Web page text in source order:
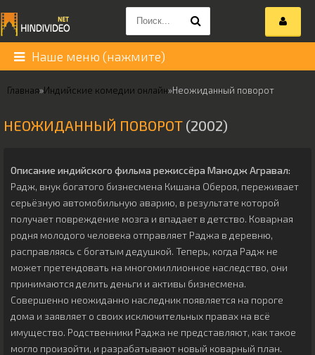
Наше меню (нажмите)
Главная»Индийские комедии онлайн»Неожиданный поворот
НЕОЖИДАННЫЙ ПОВОРОТ (2002)
Описание индийского фильма режиссёра Манодж Агравал:
Радж, внук богатого бизнесмена Кишана Обероя, переживает
серьёзную автомобильную аварию, в результате которой
получает повреждение мозга и впадает в детство. Коварная
родня молодого человека отправляет Раджа в деревню,
расправляясь с богатым дедушкой. Теперь, когда Радж не
может претендовать на многомиллионное наследство, они
принимаются делить деньги и активы бизнесмена.
Совершенно неожиданно наследник появляется на пороге
дома и заявляет о своих исключительных правах на всё
имущество. Родственники Раджа не представляют, как такое
могло произойти, и разрабатывают новый коварный план.